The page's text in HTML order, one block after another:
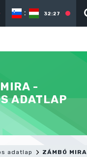
: 32:27
-
ADATLAP
adatlap ZÁMBÓ MIRA